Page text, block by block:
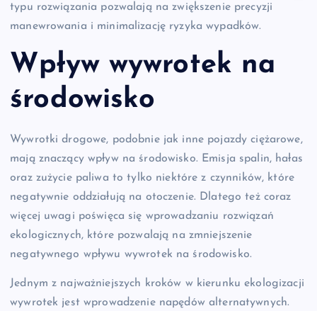
typu rozwiązania pozwalają na zwiększenie precyzji
manewrowania i minimalizację ryzyka wypadków.
Wpływ wywrotek na
środowisko
Wywrotki drogowe, podobnie jak inne pojazdy ciężarowe,
mają znaczący wpływ na środowisko. Emisja spalin, hałas
oraz zużycie paliwa to tylko niektóre z czynników, które
negatywnie oddziałują na otoczenie. Dlatego też coraz
więcej uwagi poświęca się wprowadzaniu rozwiązań
ekologicznych, które pozwalają na zmniejszenie
negatywnego wpływu wywrotek na środowisko.
Jednym z najważniejszych kroków w kierunku ekologizacji
wywrotek jest wprowadzenie napędów alternatywnych.